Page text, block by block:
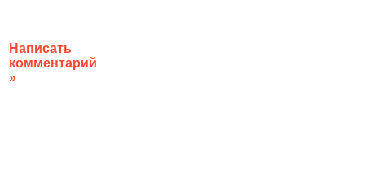
Написать
комментарий
»